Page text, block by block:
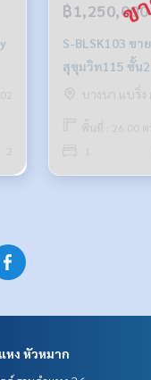
202
฿1,250,000
S-BLSK103 ขาย คอนโด บี ลอฟต์
สุขุมวิท115 ชั้น2
1นอน 1น้ำ 1.25
บางนา แบริ่ง
พื้นที่ : 26.00 ตร
หง หัวหมาก